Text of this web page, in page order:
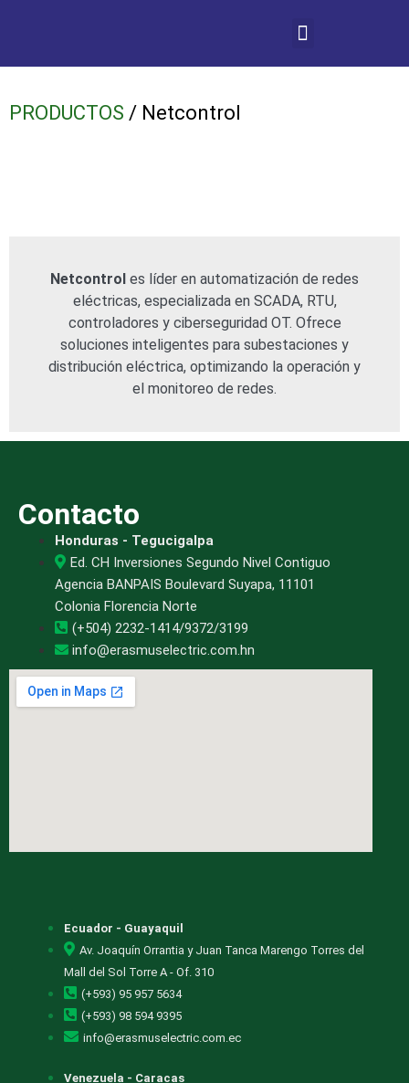
PRODUCTOS / Netcontrol
Netcontrol es líder en automatización de redes
eléctricas, especializada en SCADA, RTU,
controladores y ciberseguridad OT. Ofrece
soluciones inteligentes para subestaciones y
distribución eléctrica, optimizando la operación y
el monitoreo de redes.
Contacto
Honduras - Tegucigalpa
Ed. CH Inversiones Segundo Nivel Contiguo
Agencia BANPAIS Boulevard Suyapa, 11101
Colonia Florencia Norte
(+504) 2232-1414/9372/3199
info@erasmuselectric.com.hn
Ecuador - Guayaquil
Av. Joaquín Orrantia y Juan Tanca Marengo Torres del
Mall del Sol Torre A - Of. 310
(+593) 95 957 5634
(+593) 98 594 9395
info@erasmuselectric.com.ec
Venezuela - Caracas